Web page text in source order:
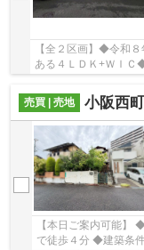
【全２区画】◆令和
ある４ＬＤＫ+ＷＩ
売買 | 売地
小阪西
【本日ご案内可能】
で徒歩４分 ◆建築条